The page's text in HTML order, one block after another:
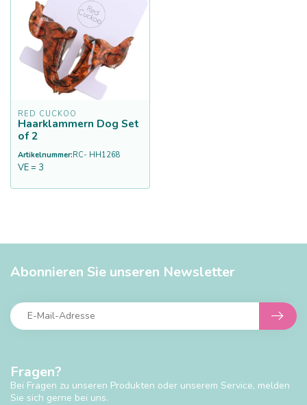
RED CUCKOO
Haarklammern Dog Set
of 2
Artikelnummer:RC- HH1268
VE = 3
Fragen?
Bei Fragen zu unseren Produkten oder unserem Service, melden
Sie sich gerne bei uns.
Abonnieren Sie unseren Newsletter